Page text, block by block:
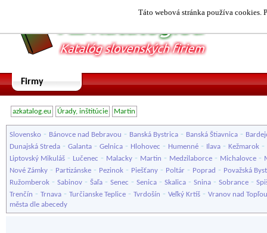
Táto webová stránka používa cookies.
Firmy
azkatalog.eu Úrady, inštitúcie Martin
Slovensko - Bánovce nad Bebravou - Banská Bystrica - Banská Štiavnica -
Dunajská Streda - Galanta - Gelnica - Hlohovec - Humenné - Ilava - Kežmarok -
Liptovský Mikuláš - Lučenec - Malacky - Martin - Medzilaborce - Michalovce -
Nové Zámky - Partizánske - Pezinok - Piešťany - Poltár - Poprad - Považská
Ružomberok - Sabinov - Šaľa - Senec - Senica - Skalica - Snina - Sobrance -
Trenčín - Trnava - Turčianske Teplice - Tvrdošín - Veľký Krtíš - Vranov nad Topľou
města dle abecedy